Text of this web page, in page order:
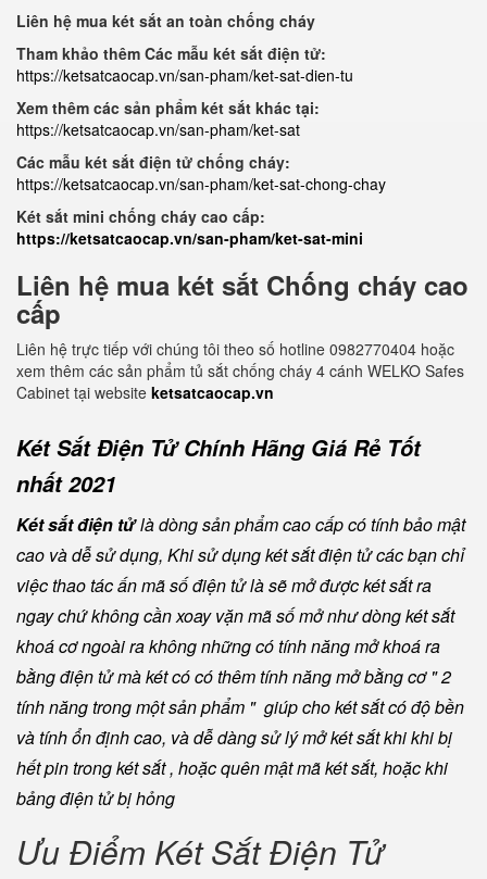
Liên hệ mua két sắt an toàn chống cháy
Tham khảo thêm Các mẫu két sắt điện tử:
https://ketsatcaocap.vn/san-pham/ket-sat-dien-tu
Xem thêm các sản phẩm két sắt khác tại:
https://ketsatcaocap.vn/san-pham/ket-sat
Các mẫu két sắt điện tử chống cháy:
https://ketsatcaocap.vn/san-pham/ket-sat-chong-chay
Két sắt mini chống cháy cao cấp:
https://ketsatcaocap.vn/san-pham/ket-sat-mini
Liên hệ mua két sắt Chống cháy cao
cấp
Liên hệ trực tiếp với chúng tôi theo số hotline 0982770404 hoặc
xem thêm các sản phẩm tủ sắt chống cháy 4 cánh WELKO Safes
Cabinet tại website ketsatcaocap.vn
Két Sắt Điện Tử Chính Hãng Giá Rẻ Tốt
nhất 2021
Két sắt điện tửlà dòng sản phẩm cao cấp có tính bảo mật
cao và dễ sử dụng, Khi sử dụng két sắt điện tử các bạn chỉ
việc thao tác ấn mã số điện tử là sẽ mở được két sắt ra
ngay chứ không cần xoay vặn mã số mở như dòng két sắt
khoá cơ ngoài ra không những có tính năng mở khoá ra
bằng điện tử mà két có có thêm tính năng mở bằng cơ " 2
tính năng trong một sản phẩm " giúp cho két sắt có độ bền
và tính ổn định cao, và dễ dàng sử lý mở két sắt khi khi bị
hết pin trong két sắt , hoặc quên mật mã két sắt, hoặc khi
bảng điện tử bị hỏng
Ưu Điểm Két Sắt Điện Tử